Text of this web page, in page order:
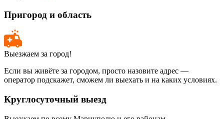
Пригород и область
Выезжаем за город!
Если вы живёте за городом, просто назовите адрес —
оператор подскажет, сможем ли выехать и на каких условиях.
Круглосуточный выезд